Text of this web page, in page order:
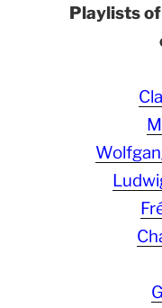
Playlists